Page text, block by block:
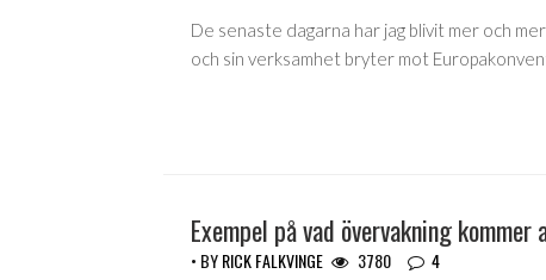
De senaste dagarna har jag blivit mer och
och sin verksamhet bryter mot
Exempel på vad övervakning
• BYRICK FALKVINGE 3780 4